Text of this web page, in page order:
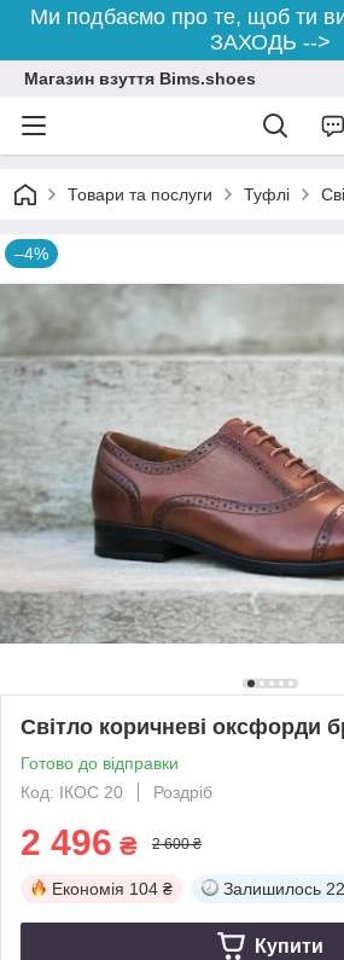
Ми подбаємо про те, щоб ти
ЗАХОДЬ -->
Магазин взуття Bims.shoes
Товари та послуги Туфлі
–4%
Світло коричневі оксфорди
Готово до відправки
Код: ІКОС 20
Роздріб
2 496 ₴ 2 600 ₴
Економія 104 ₴ Залишилось
Купити